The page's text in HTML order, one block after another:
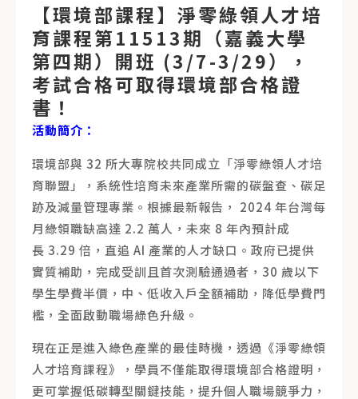
【環境部課程】淨零綠領人才培
育課程第11513期（嘉義大學
第四期）開班 (3/7-3/29），
考試合格可取得環境部合格證
書！
活動簡介：
環境部與 32 所大專院校共同成立「淨零綠領人才培
育聯盟」，系統性培育未來產業所需的碳盤查、碳足
跡及減量管理專業。根據最新報告， 2024 年台灣每
月綠領職缺高達 2.2 萬人，未來 8 年內預計成
長 3.29 倍，直追 AI 產業的人才缺口。政府已提供
實質補助，完成受訓且首次測驗通過者，30 歲以下
學生學費半價，中、低收入戶全額補助，降低學費門
檻，全面啟動職場綠色升級。
現在正是進入綠色產業的最佳時機，透過《淨零綠領
人才培育課程》，學員不僅能取得環境部合格證明，
更可掌握低碳轉型關鍵技能，提升個人職場競爭力，